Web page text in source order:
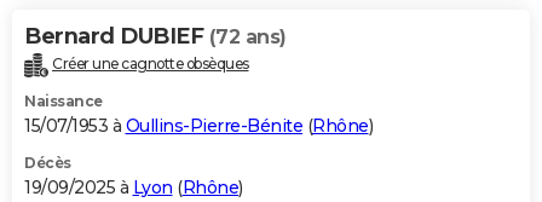
Bernard DUBIEF (72 ans)
Créer une cagnotte obsèques
Naissance
15/07/1953 à Oullins-Pierre-Bénite (Rhône)
Décès
19/09/2025 à Lyon (Rhône)